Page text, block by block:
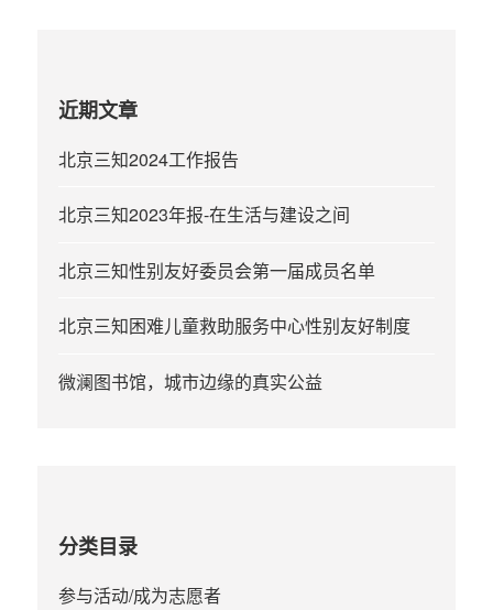
近期文章
北京三知2024工作报告
北京三知2023年报-在生活与建设之间
北京三知性别友好委员会第一届成员名单
北京三知困难儿童救助服务中心性别友好制度
微澜图书馆，城市边缘的真实公益
分类目录
参与活动/成为志愿者